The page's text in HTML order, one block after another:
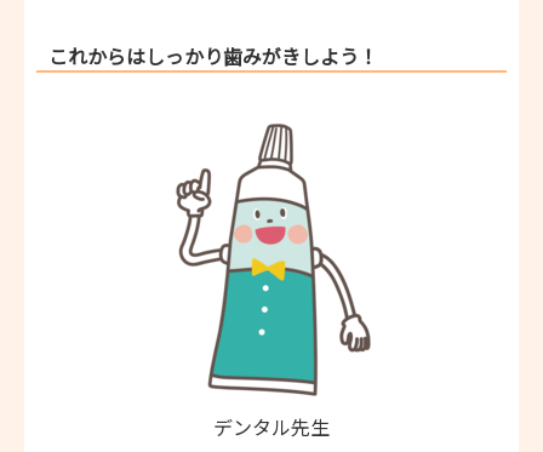
これからはしっかり歯みがきしよう！
デンタル先生